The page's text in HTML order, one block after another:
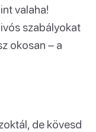
valaha!
szabályokat
okosan – a
de kövesd